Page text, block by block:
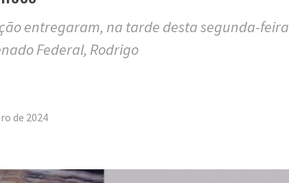
entregaram, na tarde desta segunda-feira
Federal, Rodrigo
de 2024